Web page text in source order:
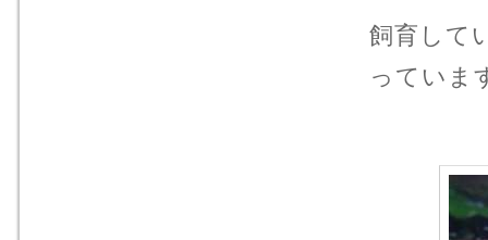
飼育して
っていま